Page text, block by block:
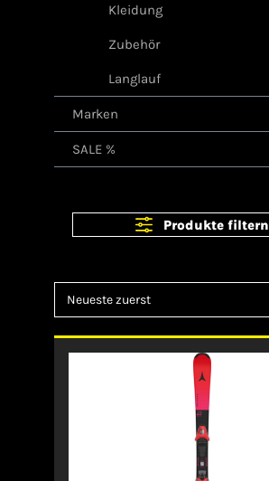
Kleidung
Zubehör
Langlauf
Marken
SALE %
Produkte filtern